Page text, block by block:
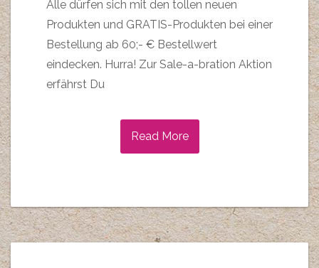
Alle dürfen sich mit den tollen neuen
Produkten und GRATIS-Produkten bei einer
Bestellung ab 60;- € Bestellwert
eindecken. Hurra! Zur Sale-a-bration Aktion
erfährst Du
Read More